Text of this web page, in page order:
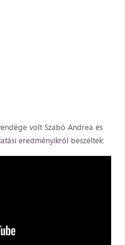
volt Szabó Andrea és
eredményikről beszéltek: